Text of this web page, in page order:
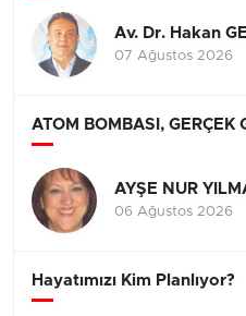
Av. Dr. Hakan
07 Ağustos 2026
ATOM BOMBASI, GERÇEK
AYŞE NUR
06 Ağustos 2026
Hayatımızı Kim Planlıyor?